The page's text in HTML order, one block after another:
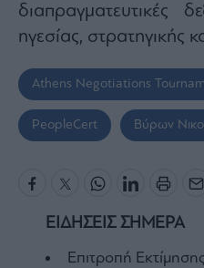
διαπραγματευτικές
ηγεσίας, στρατηγικής
Athens Negotiations
PeopleCert Βύρων
ΕΙΔΗΣΕΙΣ ΣΗΜΕΡΑ
Επιτροπή